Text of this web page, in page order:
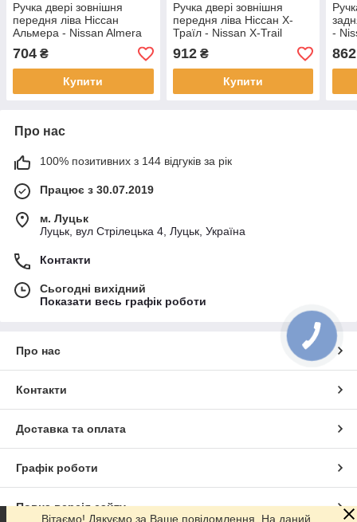
Ручка двері зовнішня
передня ліва Ніссан
Альмера - Nissan Almera
2000-2007
704 ₴
Купити
Ручка двері зовнішня
передня ліва Ніссан Х-
Траїл - Nissan X-Trail
2001-2007
912₴
Купити
-
862
Про нас
100% позитивних з 144 відгуків за рік
Працює з 30.07.2019
м. Луцьк
Луцьк, вул Стрілецька 4, Луцьк, Україна
Контакти
Сьогодні вихідний
Показати весь графік роботи
Про нас
Контакти
Доставка та оплата
Графік роботи
Повна версія сайту
Вітаємо! Дякуємо за Ваше повідомлення. На даний